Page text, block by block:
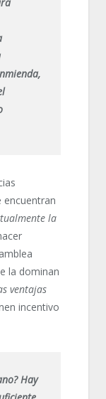
encuentran
la
la dominan
ventajas
incentivo
Hay